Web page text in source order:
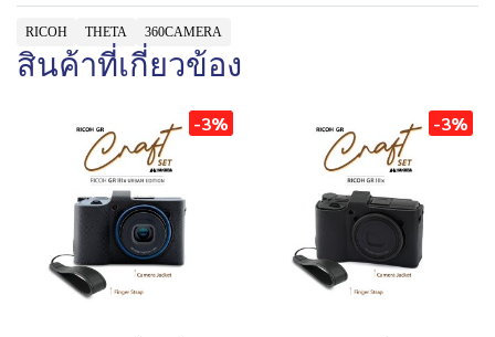
RICOH THETA 360CAMERA
สินค้าที่เกี่ยวข้อง
-3% -3%